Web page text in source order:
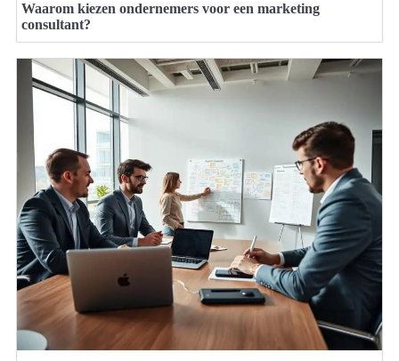
Waarom kiezen ondernemers voor een marketing
consultant?